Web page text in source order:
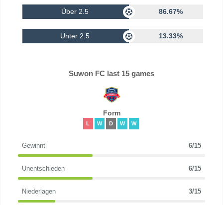
Über 2.5 86.67%
Unter 2.5 13.33%
Suwon FC last 15 games
Form
L W D W W
Gewinnt 6/15
Unentschieden 6/15
Niederlagen 3/15